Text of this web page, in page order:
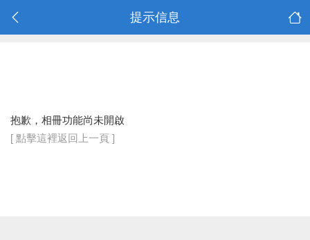
提示信息
抱歉，相冊功能尚未開啟
[ 點擊這裡返回上一頁 ]